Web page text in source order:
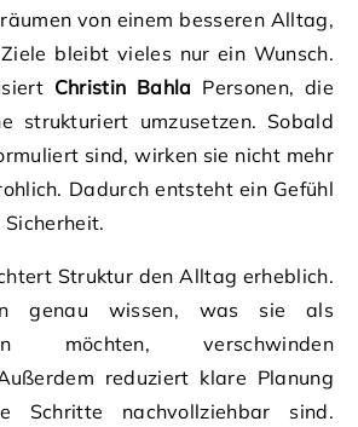
von einem besseren Alltag,
bleibt vieles nur ein Wunsch.
Christin Bahla Personen, die
strukturiert umzusetzen. Sobald
sind, wirken sie nicht mehr
Dadurch entsteht ein Gefühl
Struktur den Alltag erheblich.
genau wissen, was sie als
möchten, verschwinden
reduziert klare Planung
Schritte nachvollziehbar sind.